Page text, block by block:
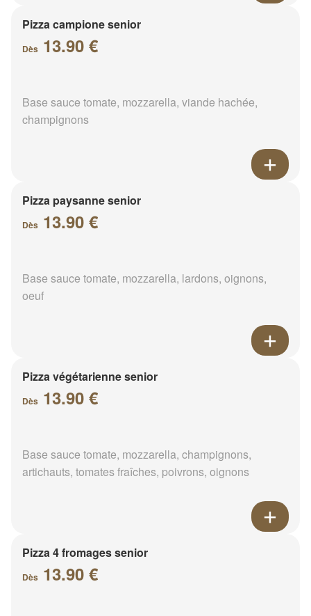
Pizza campione senior
Dès 13.90 €
Base sauce tomate, mozzarella, viande hachée,
champignons
Pizza paysanne senior
Dès 13.90 €
Base sauce tomate, mozzarella, lardons, oignons,
oeuf
Pizza végétarienne senior
Dès 13.90 €
Base sauce tomate, mozzarella, champignons,
artichauts, tomates fraîches, poivrons, oignons
Pizza 4 fromages senior
Dès 13.90 €